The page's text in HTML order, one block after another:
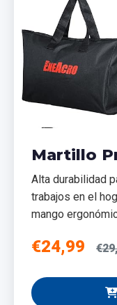
Martillo
Alta durabilidad
trabajos en el
mango
€24,99